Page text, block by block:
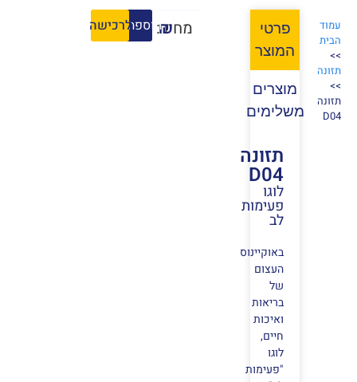
עמוד
הבית
>>
תזונה
>>
תזונה
D04
פרטי
המוצר
מוצרים
משלימים
תזונה
D04
לוגו
פעימות
לב
באוקיינוס
העצום
של
בריאות
ואיכות
חיים,
לוגו
"פעימות
מחיר:
₪הוספה לסל
לרכישה